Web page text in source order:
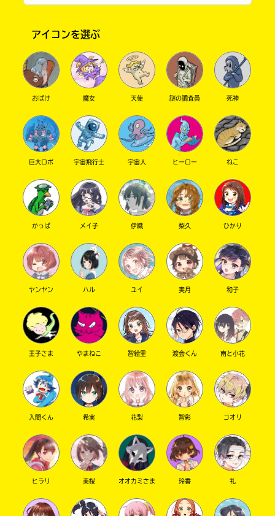
書店に届いた
みんなからのお手紙が
読める
このマチのことを
もっと知りたい
キミに
アイコンを選ぶ
おばけ 魔女 天使 謎の調査員 死神
巨大ロボ 宇宙飛行士 宇宙人 ヒーロー ねこ
かっぱ メイ子 伊織 梨久 ひかり
ヤンヤン ハル ユイ 実月 和子
王子さま やまねこ 智絵里 渡会くん 南と小花
入間くん 希実 花梨 智彩 コオリ
ヒラリ 美桜 オオカミさま 玲香 礼